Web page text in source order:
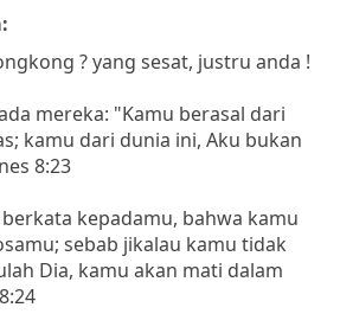
? yang sesat, justru anda !
mereka: "Kamu berasal dari
kamu dari dunia ini, Aku bukan
8:23
kepadamu, bahwa kamu
sebab jikalau kamu tidak
Dia, kamu akan mati dalam